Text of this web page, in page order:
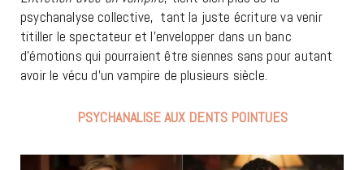
psychanalyse collective, tant la juste écriture va venir
titiller le spectateur et l’envelopper dans un banc
d’émotions qui pourraient être siennes sans pour autant
avoir le vécu d’un vampire de plusieurs siècle.
PSYCHANALISE AUX DENTS POINTUES